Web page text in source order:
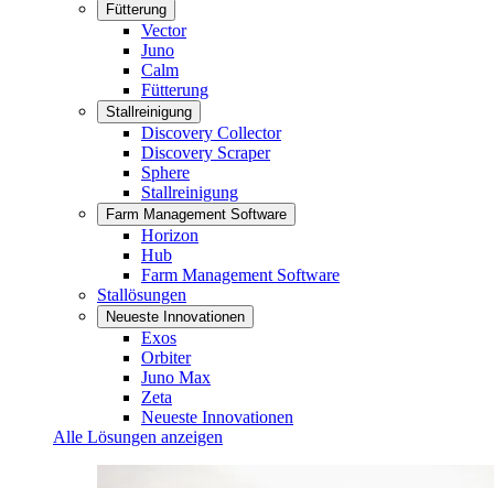
Fütterung
Vector
Juno
Calm
Fütterung
Stallreinigung
Discovery Collector
Discovery Scraper
Sphere
Stallreinigung
Farm Management Software
Horizon
Hub
Farm Management Software
Stallösungen
Neueste Innovationen
Exos
Orbiter
Juno Max
Zeta
Neueste Innovationen
Alle Lösungen anzeigen